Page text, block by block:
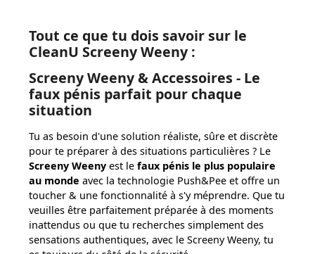
Tout ce que tu dois savoir sur le
CleanU Screeny Weeny :
Screeny Weeny & Accessoires - Le
faux pénis parfait pour chaque
situation
Tu as besoin d'une solution réaliste, sûre et discrète
pour te préparer à des situations particulières ? Le
Screeny Weeny est le faux pénis le plus populaire
au monde avec la technologie Push&Pee et offre un
toucher & une fonctionnalité à s'y méprendre. Que tu
veuilles être parfaitement préparée à des moments
inattendus ou que tu recherches simplement des
sensations authentiques, avec le Screeny Weeny, tu